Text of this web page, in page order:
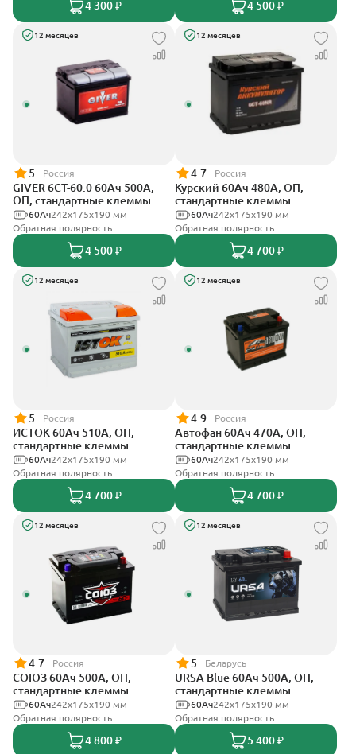
4 300 ₽ 4 500 ₽
12 месяцев
5 Россия
GIVER 6СТ-60.0 60Ач 500А,
ОП, стандартные клеммы
242х175х190 мм
60Ач
Обратная полярность
4 500 ₽
12 месяцев
4.7 Россия
Курский 60Ач 480А, ОП,
стандартные клеммы
242x175x190 мм
60Ач
Обратная полярность
4 700 ₽
12 месяцев
5 Россия
ИСТОК 60Ач 510А, ОП,
стандартные клеммы
242x175x190 мм
60Ач
Обратная полярность
4 700 ₽
12 месяцев
4.9 Россия
Автофан 60Ач 470А, ОП,
стандартные клеммы
242х175х190 мм
60Ач
Обратная полярность
4 700 ₽
12 месяцев
4.7 Россия
СОЮЗ 60Ач 500А, ОП,
стандартные клеммы
242x175x190 мм
60Ач
Обратная полярность
4 800 ₽
12 месяцев
5 Беларусь
URSA Blue 60Ач 500А, ОП,
стандартные клеммы
242х175х190 мм
60Ач
Обратная полярность
5 400 ₽